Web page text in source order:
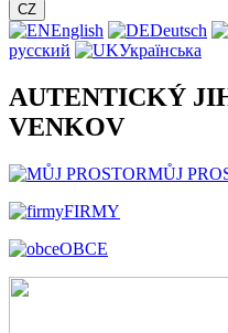
CZ
English Deutsch
русский
Українська
AUTENTICKÝ
VENKOV
MŮJ
FIRMY
OBCE